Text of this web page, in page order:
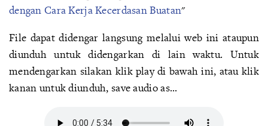
dengan Cara Kerja Kecerdasan Buatan"
File dapat didengar langsung melalui web ini ataupun
diunduh untuk didengarkan di lain waktu. Untuk
mendengarkan silakan klik play di bawah ini, atau klik
kanan untuk diunduh, save audio as...